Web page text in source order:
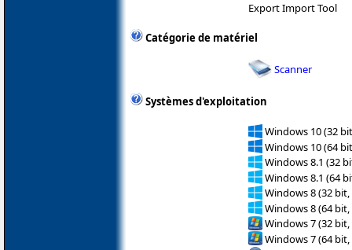
Export Import Tool
Catégorie de matériel
Scanner
Systèmes d'exploitation
Windows 10 (32
Windows 10 (64
Windows 8.1 (32
Windows 8.1 (64
Windows 8 (32 bit,
Windows 8 (64 bit,
Windows 7 (32 bit,
Windows 7 (64 bit,